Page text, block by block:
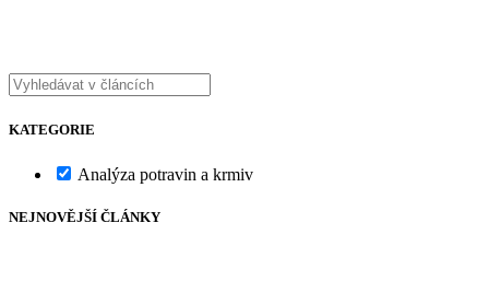
KATEGORIE
Analýza potravin a krmiv
NEJNOVĚJŠÍ ČLÁNKY